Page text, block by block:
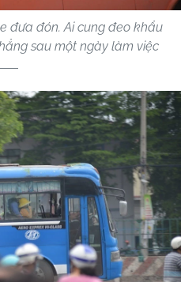
đưa đón. Ai cung đeo khẩu
sau một ngày làm việc